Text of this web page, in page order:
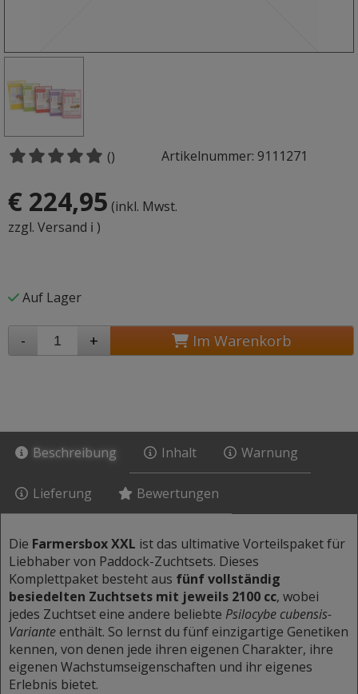
() Artikelnummer: 9111271
€ 224,95 (inkl. Mwst.
zzgl. Versand ℹ️ )
Auf Lager
- + Im Warenkorb
Beschreibung Inhalt Warnung
Lieferung Bewertungen
Die Farmersbox XXL ist das ultimative Vorteilspaket für
Liebhaber von Paddock-Zuchtsets. Dieses
Komplettpaket besteht aus fünf vollständig
besiedelten Zuchtsets mit jeweils 2100 cc, wobei
jedes Zuchtset eine andere beliebte Psilocybe cubensis-
Varianteenthält. So lernst du fünf einzigartige Genetiken
kennen, von denen jede ihren eigenen Charakter, ihre
eigenen Wachstumseigenschaften und ihr eigenes
Erlebnis bietet.